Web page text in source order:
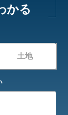
かる
土地